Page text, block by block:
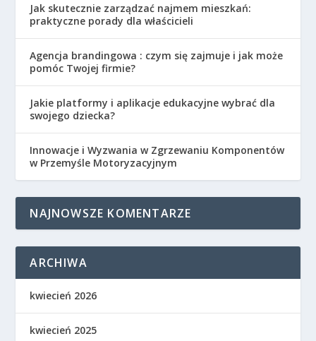
Jak skutecznie zarządzać najmem mieszkań:
praktyczne porady dla właścicieli
Agencja brandingowa : czym się zajmuje i jak może
pomóc Twojej firmie?
Jakie platformy i aplikacje edukacyjne wybrać dla
swojego dziecka?
Innowacje i Wyzwania w Zgrzewaniu Komponentów
w Przemyśle Motoryzacyjnym
NAJNOWSZE KOMENTARZE
ARCHIWA
kwiecień 2026
kwiecień 2025